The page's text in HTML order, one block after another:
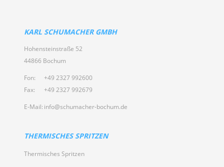
KARL SCHUMACHER GMBH
Hohensteinstraße 52
44866 Bochum
Fon:
+49 2327 992600
Fax:
+49 2327 992679
E‑Mail: info@schumacher-bochum.de
THERMISCHES SPRITZEN
Thermisches Spritzen